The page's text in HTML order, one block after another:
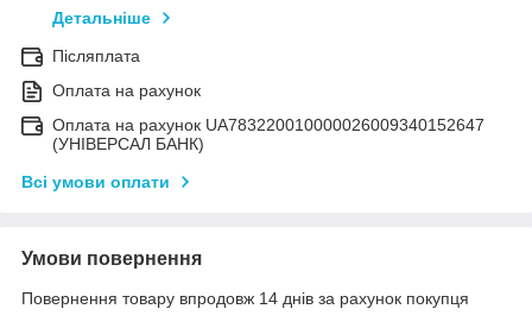
Детальніше
Післяплата
Оплата на рахунок
Оплата на рахунок UA783220010000026009340152647
(УНІВЕРСАЛ БАНК)
Всі умови оплати
Умови повернення
Повернення товару впродовж 14 днів за рахунок покупця